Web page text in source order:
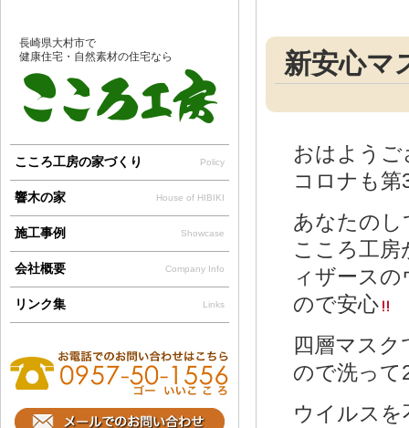
新安心マ
おはよう
コロナも
あなたの
こころ工
ィザース
ので安心
四層マス
ので洗って
ウイルス
長崎県大村市で
健康住宅・自然素材の住宅なら
こころ工房の家づくり Policy
響木の家 House of HIBIKI
施工事例 Showcase
会社概要 Company Info
リンク集 Links